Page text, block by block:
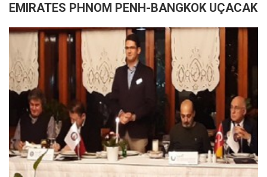
EMIRATES PHNOM PENH-BANGKOK UÇACAK